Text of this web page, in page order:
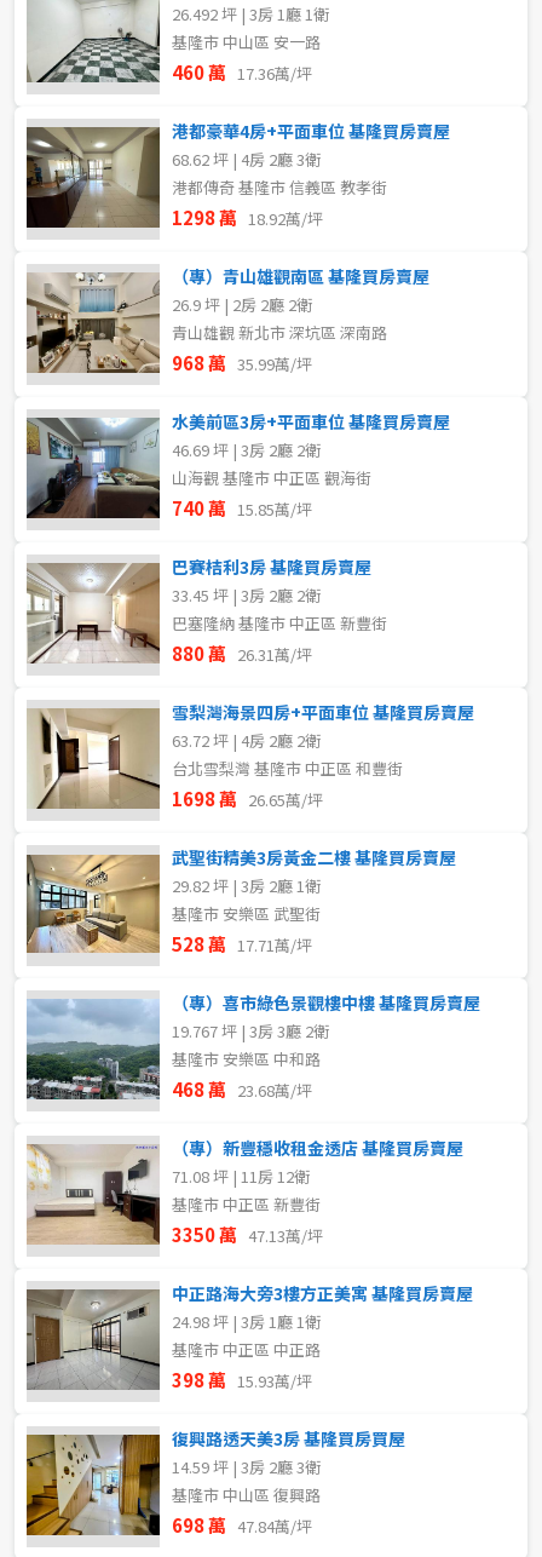
26.492 坪 | 3房 1廳 1衛
基隆市 中山區 安一路
460 萬 17.36萬/坪
港都豪華4房+平面車位 基隆買房賣屋
68.62 坪 | 4房 2廳 3衛
港都傳奇 基隆市 信義區 教孝街
1298 萬 18.92萬/坪
（專）青山雄觀南區 基隆買房賣屋
26.9 坪 | 2房 2廳 2衛
青山雄觀 新北市 深坑區 深南路
968 萬 35.99萬/坪
水美前區3房+平面車位 基隆買房賣屋
46.69 坪 | 3房 2廳 2衛
山海觀 基隆市 中正區 觀海街
740 萬 15.85萬/坪
巴賽桔利3房 基隆買房賣屋
33.45 坪 | 3房 2廳 2衛
巴塞隆納 基隆市 中正區 新豐街
880 萬 26.31萬/坪
雪梨灣海景四房+平面車位 基隆買房賣屋
63.72 坪 | 4房 2廳 2衛
台北雪梨灣 基隆市 中正區 和豐街
1698 萬 26.65萬/坪
武聖街精美3房黃金二樓 基隆買房賣屋
29.82 坪 | 3房 2廳 1衛
基隆市 安樂區 武聖街
528 萬 17.71萬/坪
（專）喜市綠色景觀樓中樓 基隆買房賣屋
19.767 坪 | 3房 3廳 2衛
基隆市 安樂區 中和路
468 萬 23.68萬/坪
（專）新豐穩收租金透店 基隆買房賣屋
71.08 坪 | 11房 12衛
基隆市 中正區 新豐街
3350 萬 47.13萬/坪
中正路海大旁3樓方正美寓 基隆買房賣屋
24.98 坪 | 3房 1廳 1衛
基隆市 中正區 中正路
398 萬 15.93萬/坪
復興路透天美3房 基隆買房買屋
14.59 坪 | 3房 2廳 3衛
基隆市 中山區 復興路
698 萬 47.84萬/坪